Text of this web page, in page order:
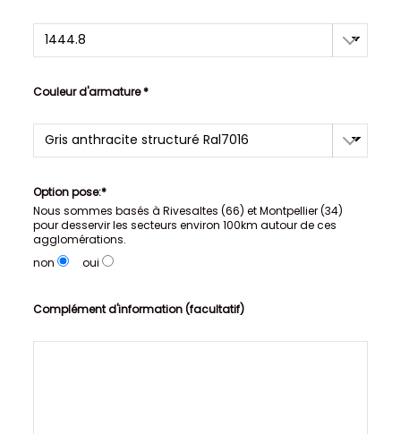
Couleur d'armature *
Option pose:*
Nous sommes basés à Rivesaltes (66) et Montpellier (34)
pour desservir les secteurs environ 100km autour de ces
agglomérations.
non
oui
Complément d'information (facultatif)